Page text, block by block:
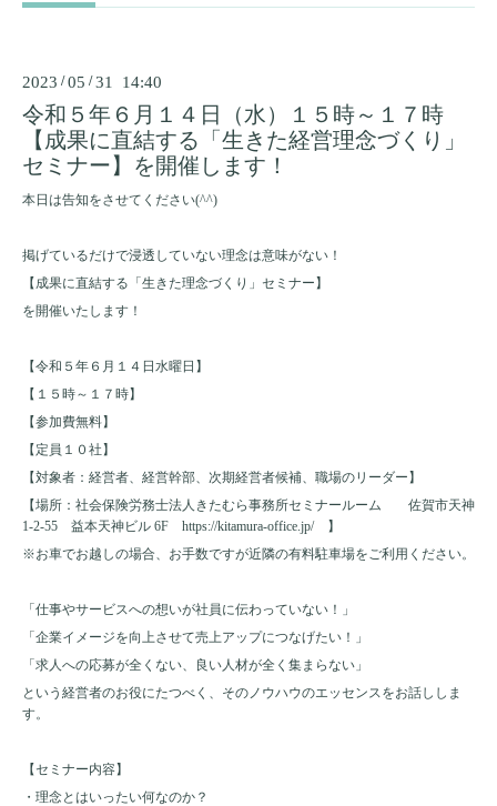
2023 /05 /31 14:40
令和５年６月１４日（水）１５時～１７時
【成果に直結する「生きた経営理念づくり」
セミナー】を開催します！
本日は告知をさせてください(^^)
掲げているだけで浸透していない理念は意味がない！
【成果に直結する「生きた理念づくり」セミナー】
を開催いたします！
【令和５年６月１４日水曜日】
【１５時～１７時】
【参加費無料】
【定員１０社】
【対象者：経営者、経営幹部、次期経営者候補、職場のリーダー】
【場所：社会保険労務士法人きたむら事務所セミナールーム 佐賀市天神
1-2-55 益本天神ビル 6F https://kitamura-office.jp/】
※お車でお越しの場合、お手数ですが近隣の有料駐車場をご利用ください。
「仕事やサービスへの想いが社員に伝わっていない！」
「企業イメージを向上させて売上アップにつなげたい！」
「求人への応募が全くない、良い人材が全く集まらない」
という経営者のお役にたつべく、そのノウハウのエッセンスをお話ししま
す。
【セミナー内容】
・理念とはいったい何なのか？